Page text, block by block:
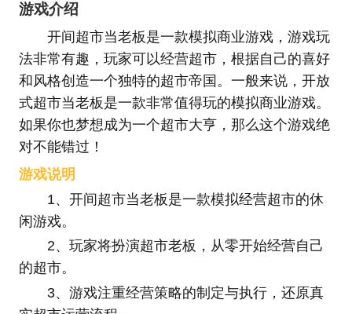
游戏介绍
开间超市当老板是一款模拟商业游戏，游戏玩
法非常有趣，玩家可以经营超市，根据自己的喜好
和风格创造一个独特的超市帝国。一般来说，开放
式超市当老板是一款非常值得玩的模拟商业游戏。
如果你也梦想成为一个超市大亨，那么这个游戏绝
对不能错过！
游戏说明
1、开间超市当老板是一款模拟经营超市的休
闲游戏。
2、玩家将扮演超市老板，从零开始经营自己
的超市。
3、游戏注重经营策略的制定与执行，还原真